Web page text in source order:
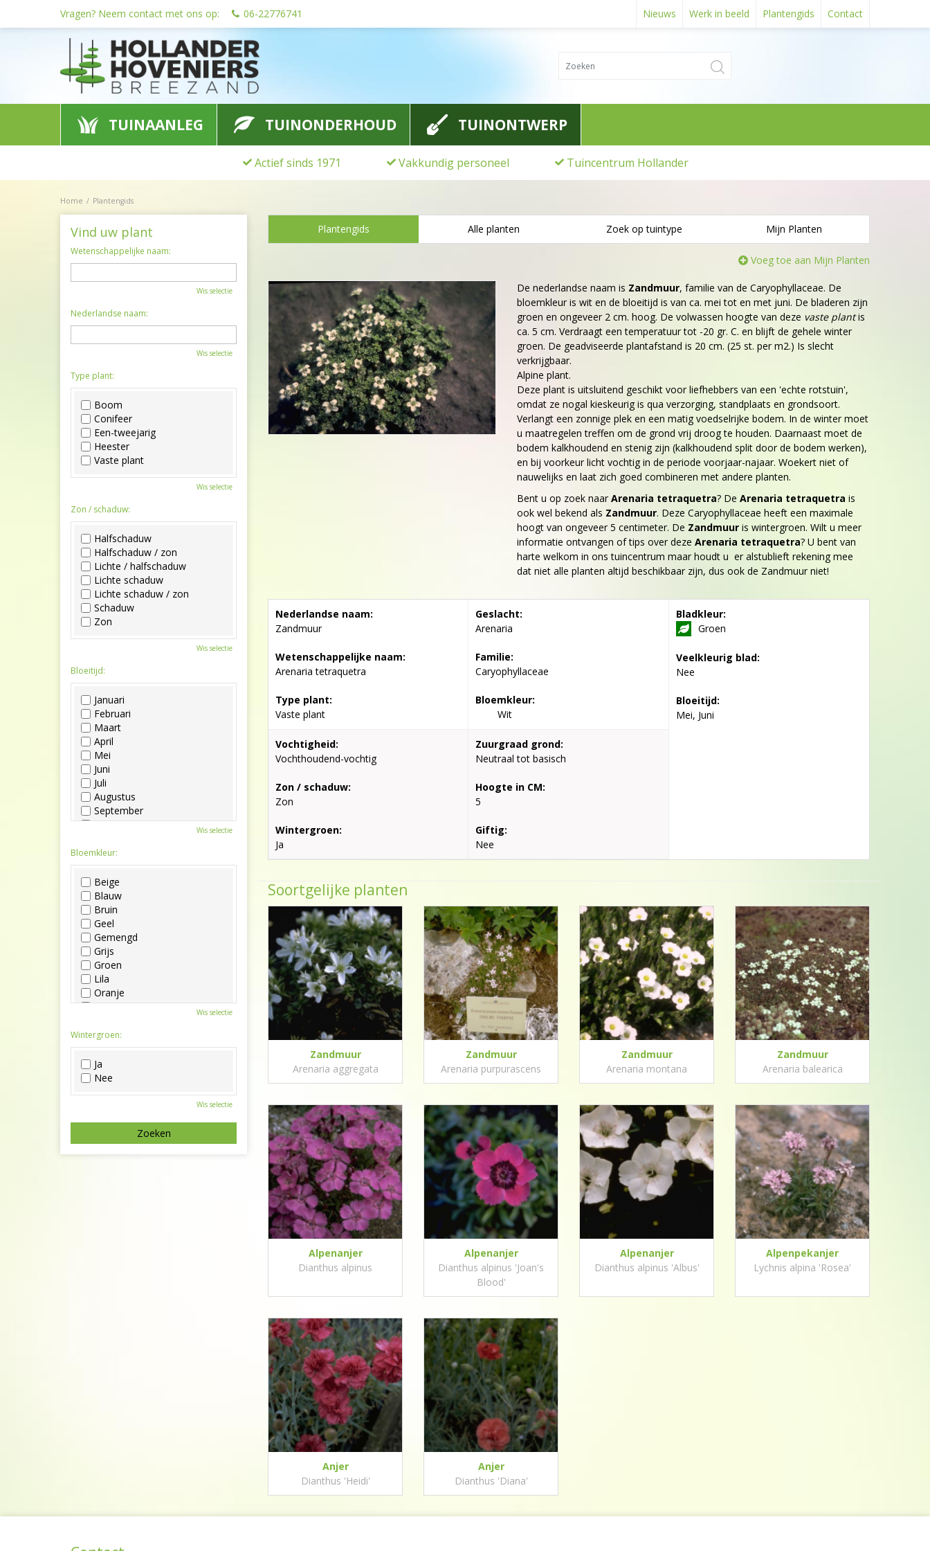
Home Plantengids
Vragen? Neem contact met ons op: 06-22776741 Nieuws Werk in beeld Plantengids Contact
TUINAANLEG TUINONDERHOUD TUINONTWERP
Actief sinds 1971 Vakkundig personeel Tuincentrum Hollander
Plantengids Alle planten Zoek op tuintype Mijn Planten
Voeg toe aan Mijn Planten
De nederlandse naam is Zandmuur, familie van de Caryophyllaceae. De
bloemkleur is wit en de bloeitijd is van ca. mei tot en met juni. De bladeren zijn
groen en ongeveer 2 cm. hoog. De volwassen hoogte van deze vaste plantis
ca. 5 cm. Verdraagt een temperatuur tot -20 gr. C. en blijft de gehele winter
groen. De geadviseerde plantafstand is 20 cm. (25 st. per m2.) Is slecht
verkrijgbaar.
Alpine plant.
Deze plant is uitsluitend geschikt voor liefhebbers van een 'echte rotstuin',
omdat ze nogal kieskeurig is qua verzorging, standplaats en grondsoort.
Verlangt een zonnige plek en een matig voedselrijke bodem. In de winter moet
u maatregelen treffen om de grond vrij droog te houden. Daarnaast moet de
bodem kalkhoudend en stenig zijn (kalkhoudend split door de bodem werken),
en bij voorkeur licht vochtig in de periode voorjaar-najaar. Woekert niet of
nauwelijks en laat zich goed combineren met andere planten.
Bent u op zoek naar Arenaria tetraquetra? De Arenaria tetraquetra is
ook wel bekend als Zandmuur. Deze Caryophyllaceae heeft een maximale
hoogt van ongeveer 5 centimeter. De Zandmuur is wintergroen. Wilt u meer
informatie ontvangen of tips over deze Arenaria tetraquetra? U bent van
harte welkom in ons tuincentrum maar houdt u er alstublieft rekening mee
dat niet alle planten altijd beschikbaar zijn, dus ook de Zandmuur niet!
Nederlandse naam:
Zandmuur
Wetenschappelijke naam:
Arenaria tetraquetra
Type plant:
Vaste plant
Geslacht:
Arenaria
Familie:
Caryophyllaceae
Bloemkleur:
Wit
Bladkleur:
Groen
Veelkleurig blad:
Nee
Bloeitijd:
Mei, Juni
Vochtigheid:
Vochthoudend-vochtig
Zon / schaduw:
Zon
Wintergroen:
Ja
Zuurgraad grond:
Neutraal tot basisch
Hoogte in CM:
5
Giftig:
Nee
Soortgelijke planten
Zandmuur
Arenaria aggregata
Zandmuur
Arenaria purpurascens
Zandmuur
Arenaria montana
Zandmuur
Arenaria balearica
Alpenanjer
Dianthus alpinus
Alpenanjer
Dianthus alpinus 'Joan's
Blood'
Alpenanjer
Dianthus alpinus 'Albus'
Alpenpekanjer
Lychnis alpina 'Rosea'
Anjer
Dianthus 'Heidi'
Anjer
Dianthus 'Diana'
Vind uw plant
Wetenschappelijke naam:
Wis selectie
Nederlandse naam:
Wis selectie
Type plant:
Boom
Conifeer
Een-tweejarig
Heester
Vaste plant
Wis selectie
Zon / schaduw:
Halfschaduw
Halfschaduw / zon
Lichte / halfschaduw
Lichte schaduw
Lichte schaduw / zon
Schaduw
Zon
Wis selectie
Bloeitijd:
Januari
Februari
Maart
April
Mei
Juni
Juli
Augustus
September
Oktober
December
Wis selectie
Bloemkleur:
Beige
Blauw
Bruin
Geel
Gemengd
Grijs
Groen
Lila
Oranje
Paars
Roze
Wit
Zwart
Wis selectie
Wintergroen:
Ja
Nee
Wis selectie